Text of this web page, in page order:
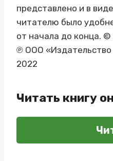
представлено и в
читателю было
от начала до конца.
℗ ООО
2022
Читать книгу